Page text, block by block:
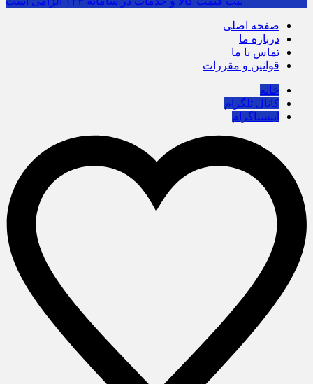
صفحه اصلی
درباره ما
تماس با ما
قوانین و مقررات
خانه
کانال تلگرام
اینستاگرام